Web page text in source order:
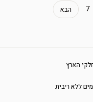
7 הבא
הארץ
ללא ריבית